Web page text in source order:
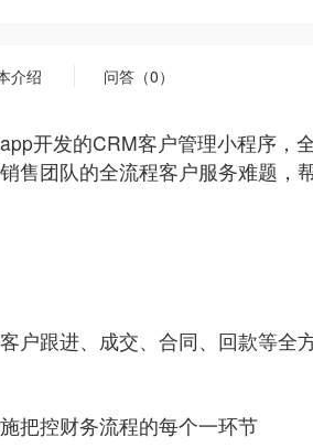
介绍 问答（0）
开发的CRM客户管理小程序，
售团队的全流程客户服务难题
户跟进、成交、合同、回款等全
把控财务流程的每个一环节